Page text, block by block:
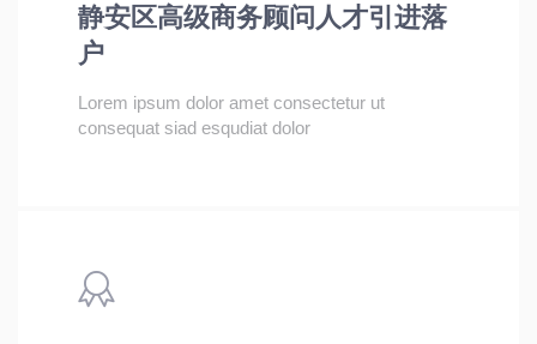
静安区高级商务顾问人才引进落
户
Lorem ipsum dolor amet consectetur ut
consequat siad esqudiat dolor